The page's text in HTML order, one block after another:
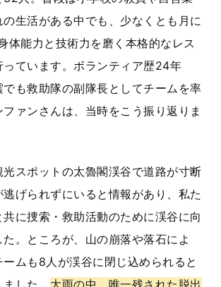
生活がある中でも、少なくとも月に
体能力と技術力を磨く本格的なレス
っています。ボランティア歴24年
でも救助隊の副隊長としてチームを率
ァンさんは、当時をこう振り返りま
光スポットの太魯閣渓谷で道路が寸断
逃げられずにいると情報があり、私た
に捜索・救助活動のために渓谷に向
。ところが、山の崩落や落石によ
ームも8人が渓谷に閉じ込められると
した。 大雨の中、唯一残された脱出